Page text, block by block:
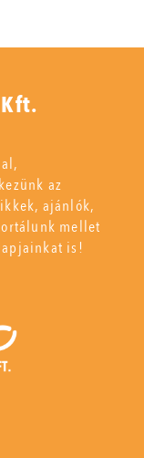
az
ajánlók,
mellet
is!